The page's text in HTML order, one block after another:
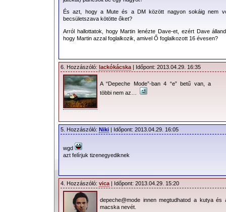
És azt, hogy a Mute és a DM között nagyon sokáig nem
becsületszava kötötte őket?
Arról hallottatok, hogy Martin lenézte Dave-et, ezért Dave
hogy Martin azzal foglalkozik, amivel Ő foglalkozott 16 évesen?
6. Hozzászóló: lackókácska | Időpont: 2013.04.29. 16:35
A “Depeche Mode”-ban 4 “e” betű van, a
többi nem az…
5. Hozzászóló: Niki | Időpont: 2013.04.29. 16:05
wgd
azt felírjuk tizenegyediknek
4. Hozzászóló: vica | Időpont: 2013.04.29. 15:20
depeche@mode innen megtudhatod a kutya és
macska nevét.